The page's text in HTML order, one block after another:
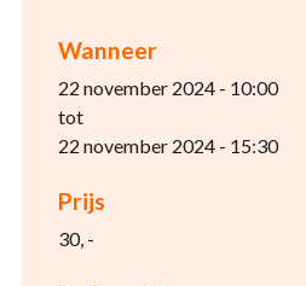
Wanneer
22 november 2024 - 10:00
tot
22 november 2024 - 15:30
Prijs
30, -